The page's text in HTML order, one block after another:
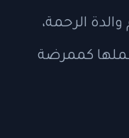
الرحمة،
كممرضة